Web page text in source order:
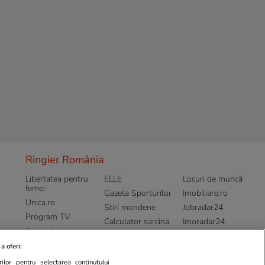
Ringier România
Libertatea pentru
femei
Unica.ro
Program TV
Avantaje
ELLE
Gazeta Sporturilor
Stiri mondene
Calculator sarcina
Locuri de muncă
Imobiliare.ro
Jobradar24
Imoradar24
Pariază responsabil! Decizia ONJN nr.
oferi:
pentru selectarea conținutului